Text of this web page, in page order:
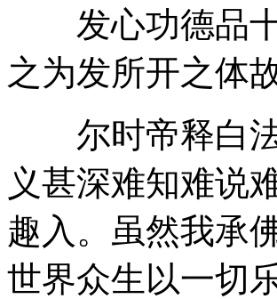
发心功德品十
之为发所开之体
尔时帝释白法
义甚深难知难说
趣入。虽然我承
世界众生以一切